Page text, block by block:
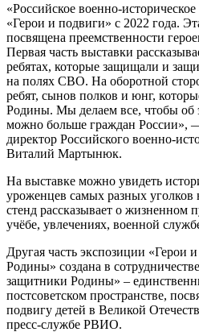
«Российское военно-
«Герои и подвиги» с 2022 года.
посвящена преемственности
Первая часть выставки
ребятах, которые защищали и
на полях СВО. На оборотной
ребят, сынов полков и юнг,
Родины. Мы делаем все, чтобы об
можно больше граждан России»,
директор Российского военно-
Виталий Мартынюк.
На выставке можно увидеть
уроженцев самых разных
стенд рассказывает о жизненном
учёбе, увлечениях, военной
Другая часть экспозиции
Родины» создана в
защитники Родины» –
постсоветском пространстве,
подвигу детей в Великой
пресс-службе РВИО.